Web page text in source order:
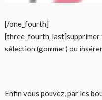
[/one_fourth]
sélection (gommer) ou
Enfin vous pouvez, par les